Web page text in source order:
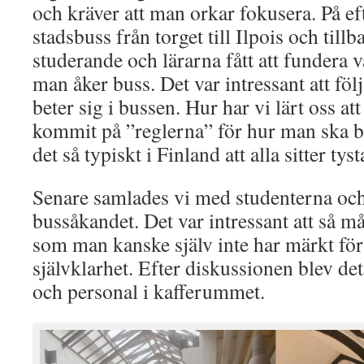
och kräver att man orkar fokusera. På
stadsbuss från torget till Ilpois och
studerande och lärarna fått att fundera
man åker buss. Det var intressant att
beter sig i bussen. Hur har vi lärt oss
kommit på ”reglerna” för hur man ska
det så typiskt i Finland att alla sitter
Senare samlades vi med studenterna
bussåkandet. Det var intressant att så
som man kanske själv inte har märkt
självklarhet. Efter diskussionen blev
och personal i kafferummet.